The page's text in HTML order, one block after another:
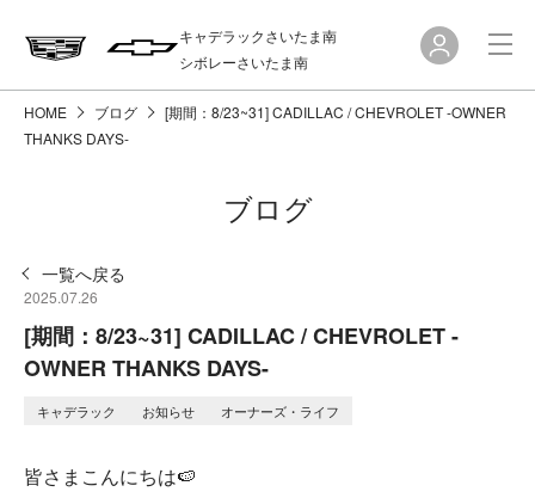
キャデラックさいたま南
シボレーさいたま南
HOME ブログ
[期間：8/23~31] CADILLAC / CHEVROLET -OWNER
THANKS DAYS-
ブログ
一覧へ戻る
2025.07.26
[期間：8/23~31] CADILLAC / CHEVROLET -
OWNER THANKS DAYS-
キャデラック お知らせ オーナーズ・ライフ
皆さまこんにちは🍉